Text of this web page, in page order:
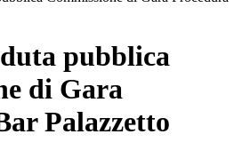
pubblica
di Gara
Palazzetto